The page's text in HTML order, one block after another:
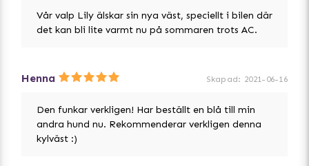
Vår valp Lily älskar sin nya väst, speciellt i bilen där
det kan bli lite varmt nu på sommaren trots AC.
Henna Skapad: 2021-06-16
Den funkar verkligen! Har beställt en blå till min
andra hund nu. Rekommenderar verkligen denna
kylväst :)